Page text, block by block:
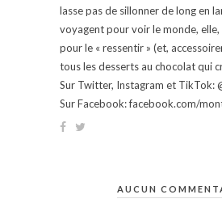
lasse pas de sillonner de long en
voyagent pour voir le monde, elle,
pour le « ressentir » (et,
tous les desserts au chocolat qui
Sur Twitter, Instagram et TikTok:
Sur Facebook: facebook.com/
AUCUN